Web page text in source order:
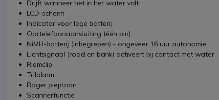
Drijft wanneer het in het water valt
LCD-scherm
Indicator voor lege batterij
Oortelefoonaansluiting (één pin)
NiMH-batterij (inbegrepen) - ongeveer 16 uur autonomie
Lichtsignaal (rood en bank) activeert bij contact met water
Riemclip
Trilalarm
Roger pieptoon
Scannerfunctie